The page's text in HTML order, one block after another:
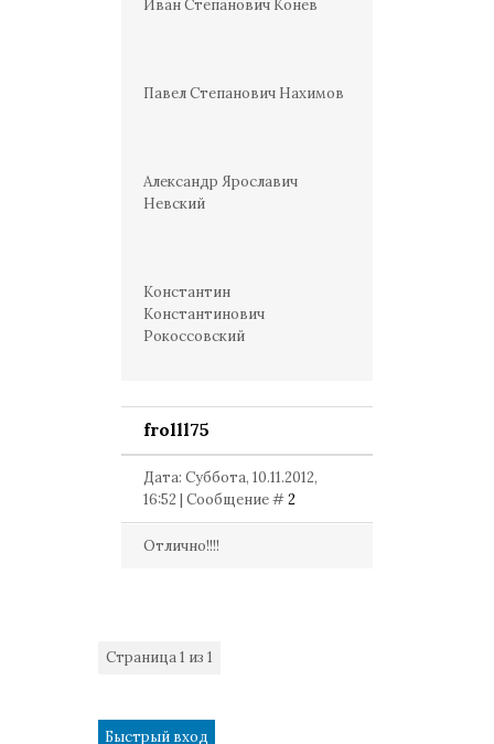
Иван Степанович Конев
Павел Степанович Нахимов
Александр Ярославич
Невский
Константин
Константинович
Рокоссовский
frolll75
Дата: Суббота, 10.11.2012,
16:52 | Сообщение #2
Отлично!!!!
Страница1 из 1